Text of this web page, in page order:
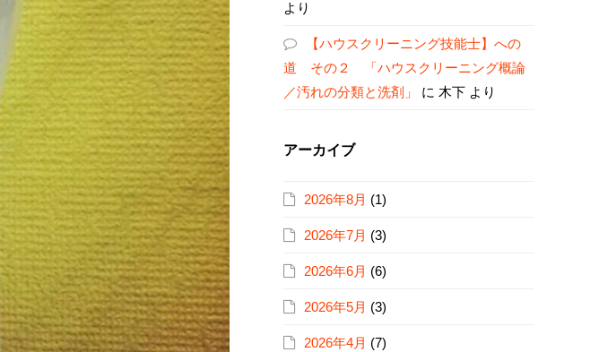
より
【ハウスクリーニング技能士】への
道 その２ 「ハウスクリーニング概論
／汚れの分類と洗剤」
に 木下 より
アーカイブ
2026年8月 (1)
2026年7月 (3)
2026年6月 (6)
2026年5月 (3)
2026年4月 (7)